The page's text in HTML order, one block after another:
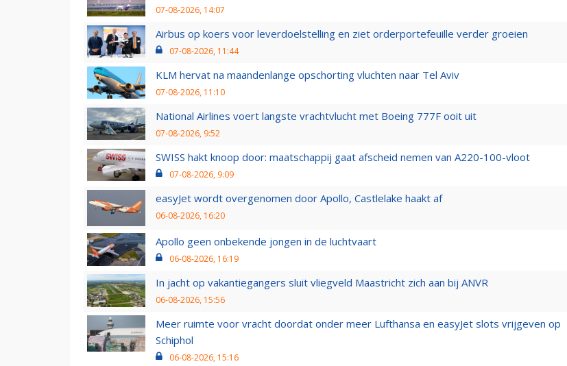
07-08-2026, 14:07
Airbus op koers voor leverdoelstelling en ziet orderportefeuille verder groeien
07-08-2026, 11:44
KLM hervat na maandenlange opschorting vluchten naar Tel Aviv
07-08-2026, 11:10
National Airlines voert langste vrachtvlucht met Boeing 777F ooit uit
07-08-2026, 9:52
SWISS hakt knoop door: maatschappij gaat afscheid nemen van A220-100-vloot
07-08-2026, 9:09
easyJet wordt overgenomen door Apollo, Castlelake haakt af
06-08-2026, 16:20
Apollo geen onbekende jongen in de luchtvaart
06-08-2026, 16:19
In jacht op vakantiegangers sluit vliegveld Maastricht zich aan bij ANVR
06-08-2026, 15:56
Meer ruimte voor vracht doordat onder meer Lufthansa en easyJet slots vrijgeven op
Schiphol
06-08-2026, 15:16